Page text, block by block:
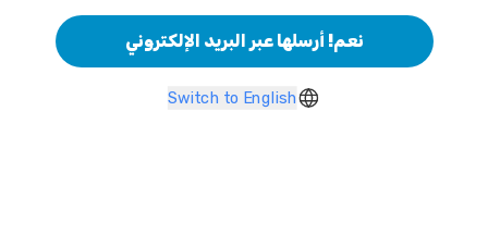
نعم! أرسلها عبر البريد الإلكتروني
Switch to English